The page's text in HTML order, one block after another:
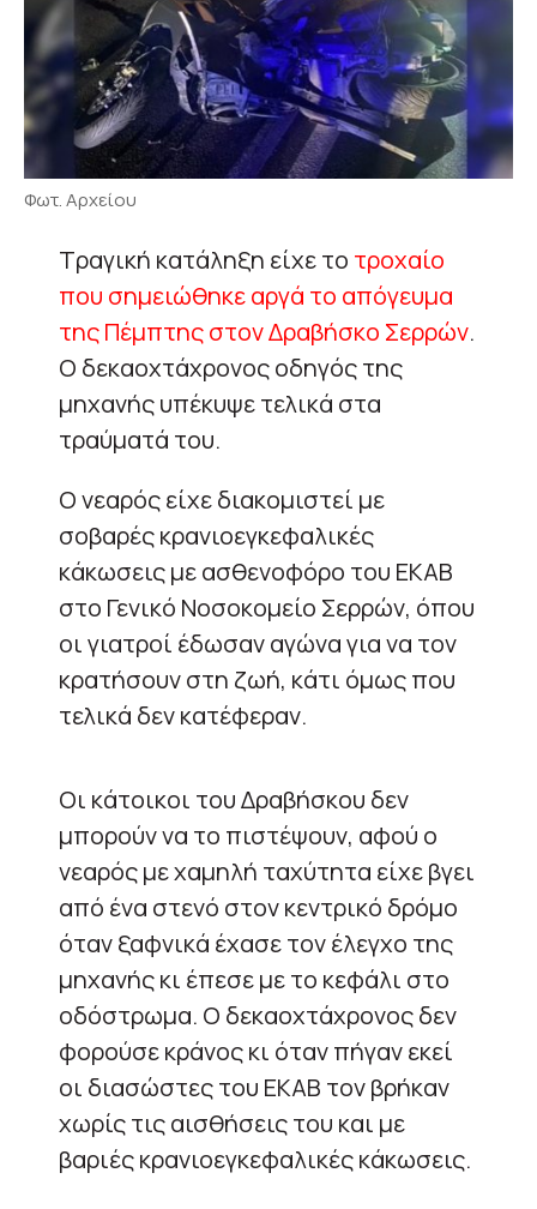
Φωτ. Αρχείου
Τραγική κατάληξη είχε το τροχαίο
που σημειώθηκε αργά το απόγευμα
της Πέμπτης στον Δραβήσκο Σερρών.
Ο δεκαοχτάχρονος οδηγός της
μηχανής υπέκυψε τελικά στα
τραύματά του.
Ο νεαρός είχε διακομιστεί με
σοβαρές κρανιοεγκεφαλικές
κάκωσεις με ασθενοφόρο του ΕΚΑΒ
στο Γενικό Νοσοκομείο Σερρών, όπου
οι γιατροί έδωσαν αγώνα για να τον
κρατήσουν στη ζωή, κάτι όμως που
τελικά δεν κατέφεραν.
Οι κάτοικοι του Δραβήσκου δεν
μπορούν να το πιστέψουν, αφού ο
νεαρός με χαμηλή ταχύτητα είχε βγει
από ένα στενό στον κεντρικό δρόμο
όταν ξαφνικά έχασε τον έλεγχο της
μηχανής κι έπεσε με το κεφάλι στο
οδόστρωμα. Ο δεκαοχτάχρονος δεν
φορούσε κράνος κι όταν πήγαν εκεί
οι διασώστες του ΕΚΑΒ τον βρήκαν
χωρίς τις αισθήσεις του και με
βαριές κρανιοεγκεφαλικές κάκωσεις.